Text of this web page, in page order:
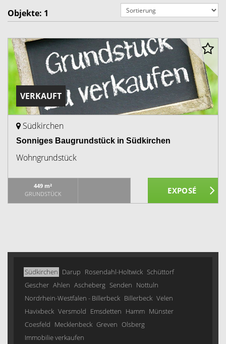
Objekte: 1
VERKAUFT
Südkirchen
Sonniges Baugrundstück in Südkirchen
Wohngrundstück
449 m²
GRUNDSTÜCK
Südkirchen Darup Rosendahl-Holtwick Schüttorf
Gescher Ahlen Ascheberg Senden Nottuln
Nordrhein-Westfalen - Billerbeck Billerbeck Velen
Havixbeck Versmold Emsdetten Hamm Münster
Coesfeld Mecklenbeck Greven Olsberg
Immobilie verkaufen